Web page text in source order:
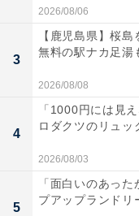
2026/08/06
3
【鹿児島県】桜
無料の駅ナカ足湯
2026/08/08
4
「1000円には見
ロダクツのリュッ
2026/08/03
5
「面白いのあっ
プアップランドリ